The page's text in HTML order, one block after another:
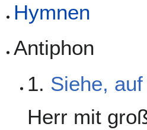
Hymnen
Antiphon
1. Siehe,
Herr mit